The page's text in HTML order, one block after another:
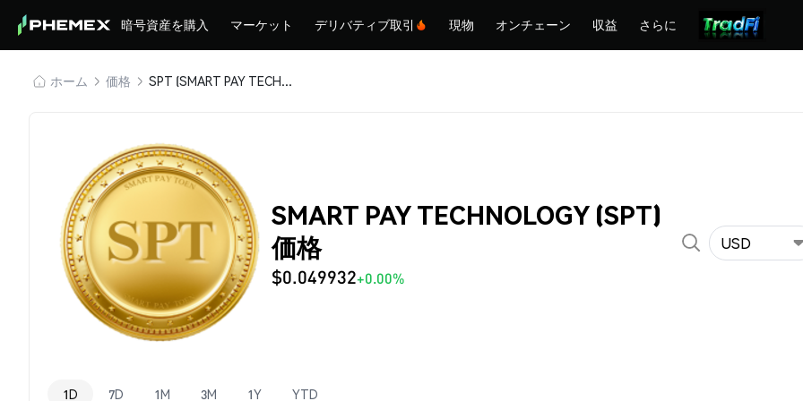
暗号資産を購入 マーケット デリバティブ取引 現物 オンチェーン 収益 さらに
ホーム 価格 SPT (SMART PAY TECHNOLOGY)
SMART PAY TECHNOLOGY (SPT)
価格
$0.049932+0.00%
USD
1D 7D 1M 3M 1Y YTD